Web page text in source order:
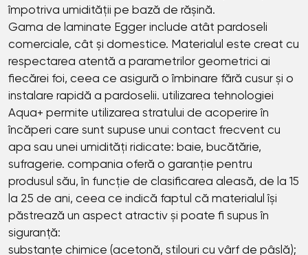
împotriva umidității pe bază de rășină.
Gama de laminate Egger include atât pardoseli
comerciale, cât și domestice. Materialul este creat cu
respectarea atentă a parametrilor geometrici ai
fiecărei foi, ceea ce asigură o îmbinare fără cusur și o
instalare rapidă a pardoselii. utilizarea tehnologiei
Aqua+ permite utilizarea stratului de acoperire în
încăperi care sunt supuse unui contact frecvent cu
apa sau unei umidități ridicate: baie, bucătărie,
sufragerie. compania oferă o garanție pentru
produsul său, în funcție de clasificarea aleasă, de la 15
la 25 de ani, ceea ce indică faptul că materialul își
păstrează un aspect atractiv și poate fi supus în
siguranță:
substanțe chimice (acetonă, stilouri cu vârf de pâslă);